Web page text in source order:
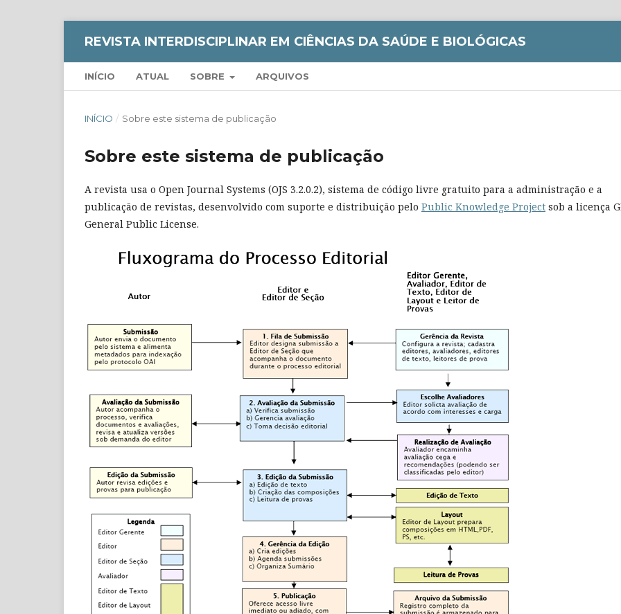
REVISTA INTERDISCIPLINAR EM CIÊNCIAS DA SAÚDE E BIOLÓGICAS
INÍCIO ATUAL SOBRE ARQUIVOS
INÍCIO / Sobre este sistema de publicação
Sobre este sistema de publicação
A revista usa o Open Journal Systems (OJS 3.2.0.2), sistema de código livre gratuito para a administração e a
publicação de revistas, desenvolvido com suporte e distribuição pelo Public Knowledge Project sob a licença
General Public License.